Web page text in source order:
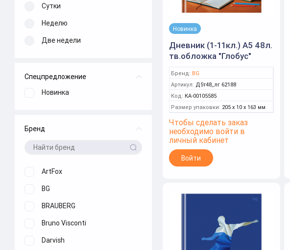
Сутки
Неделю
Две недели
Спецпредложение
Новинка
Бренд
ArtFox
BG
BRAUBERG
Bruno Visconti
Darvish
Новинка
Дневник (1-11кл.) А5 48л.
тв.обложка "Глобус"
(BG)
Бренд: BG
Артикул: Д5т48_лг 62188
Код: КА-00105585
Размер упаковки: 205 x 10 x 163 мм
Чтобы сделать заказ
необходимо войти в
личный кабинет
Войти